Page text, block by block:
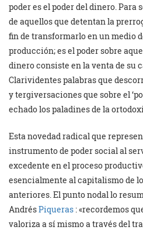
poder es el poder del dinero. Para
de aquellos que detentan la
fin de transformarlo en un medio
producción; es el poder sobre
dinero consiste en la venta de su
Clarividentes palabras que
y tergiversaciones que sobre el
echado los paladines de la
Esta novedad radical que
instrumento de poder social al
excedente en el proceso
esencialmente al capitalismo de
anteriores. El punto nodal lo
AndrésPiqueras : «recordemos
valoriza a sí mismo a través del